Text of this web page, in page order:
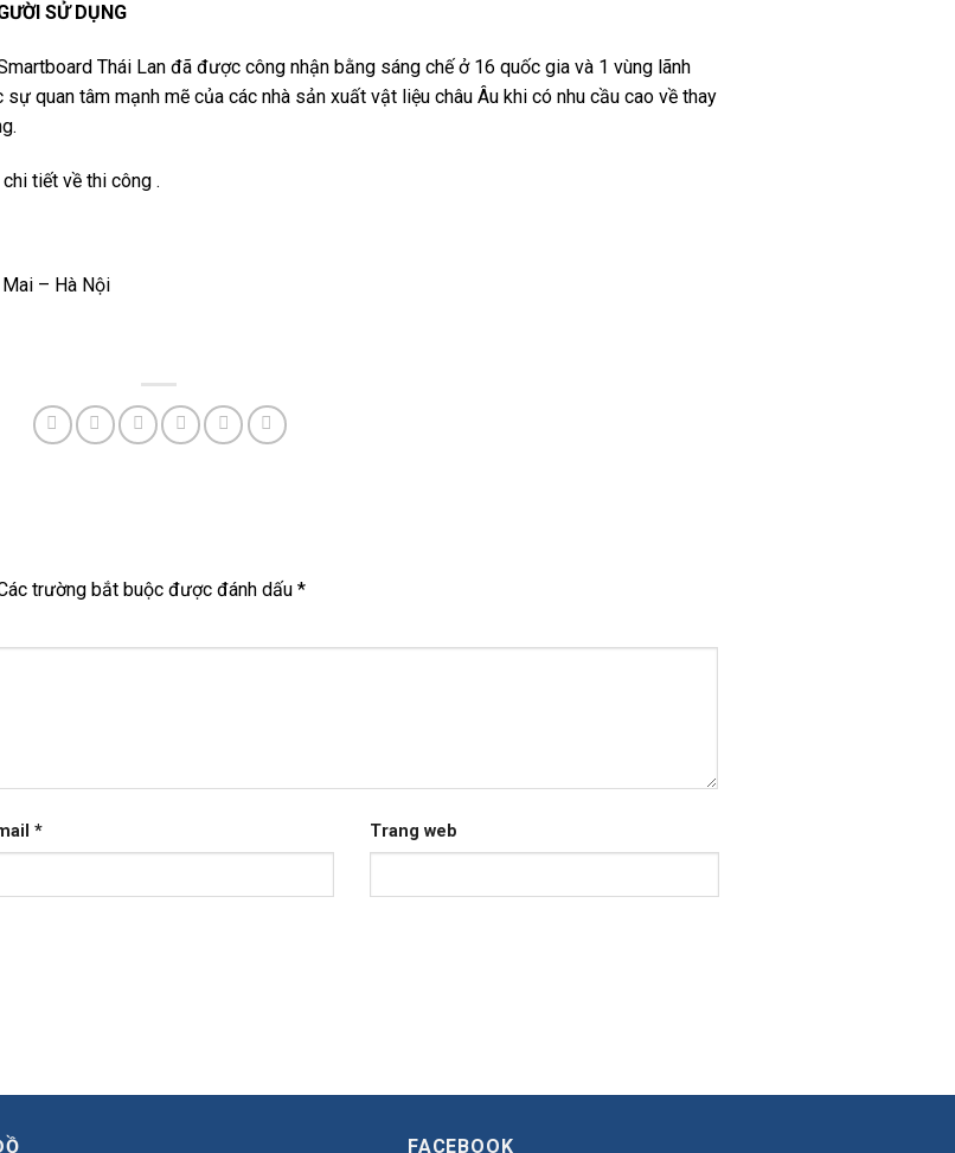
SỬ DỤNG
Thái Lan đã được công nhận bằng sáng chế ở 16 quốc gia và 1 vùng lãnh
quan tâm mạnh mẽ của các nhà sản xuất vật liệu châu Âu khi có nhu cầu cao về thay
tiết về thi công .
– Hà Nội
trường bắt buộc được đánh dấu *
* Trang web
FACEBOOK